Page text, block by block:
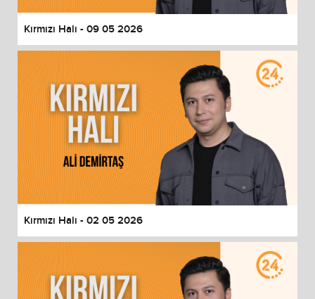
Kırmızı Halı - 09 05 2026
Kırmızı Halı - 02 05 2026